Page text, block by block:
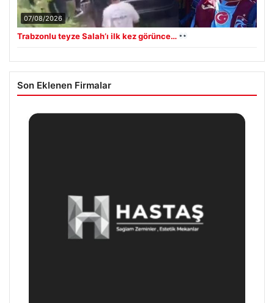
07/08/2026
Trabzonlu teyze Salah’ı ilk kez görünce…
Son Eklenen Firmalar